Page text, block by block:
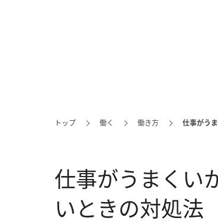
トップ 働く 働き方 仕事がう
仕事がうまくい
いときの対処法